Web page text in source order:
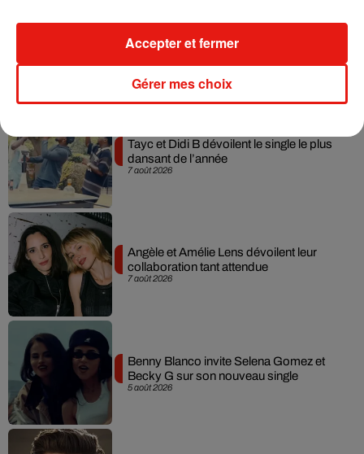
Madonna sort enfin le remix de « Love
Sensation » avec Kylie Minogue
7 août 2026
Tayc et Didi B dévoilent le single le plus
dansant de l’année
7 août 2026
Angèle et Amélie Lens dévoilent leur
collaboration tant attendue
5 août 2026
Benny Blanco invite Selena Gomez et
Becky G sur son nouveau single
Gérer mes choix
Accepter et fermer